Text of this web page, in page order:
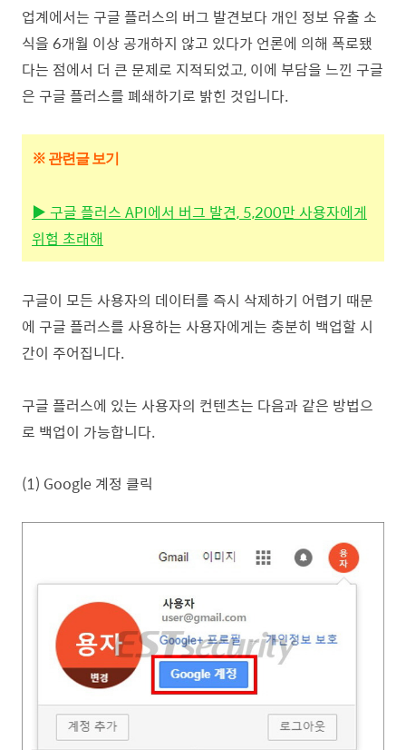
업계에서는 구글 플러스의 버그 발견보다 개인 정보 유출 소
식을 6개월 이상 공개하지 않고 있다가 언론에 의해 폭로됐
다는 점에서 더 큰 문제로 지적되었고, 이에 부담을 느낀 구글
은 구글 플러스를 폐쇄하기로 밝힌 것입니다.
※ 관련글 보기
▶ 구글 플러스 API에서 버그 발견, 5,200만 사용자에게
위험 초래해
구글이 모든 사용자의 데이터를 즉시 삭제하기 어렵기 때문
에 구글 플러스를 사용하는 사용자에게는 충분히 백업할 시
간이 주어집니다.
구글 플러스에 있는 사용자의 컨텐츠는 다음과 같은 방법으
로 백업이 가능합니다.
(1) Google 계정 클릭